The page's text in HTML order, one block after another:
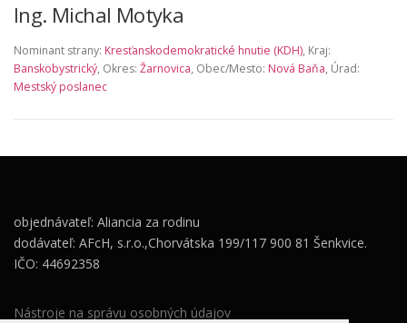
Ing. Michal Motyka
Nominant strany: Kresťanskodemokratické hnutie (KDH), Kraj:
Banskobystrický, Okres: Žarnovica, Obec/Mesto: Nová Baňa, Úrad:
Mestský poslanec
objednávateľ: Aliancia za rodinu
dodávateľ: AFcH, s.r.o.,Chorvátska 199/117 900 81 Šenkvice.
IČO: 44692358
Nástroje na správu osobných údajov